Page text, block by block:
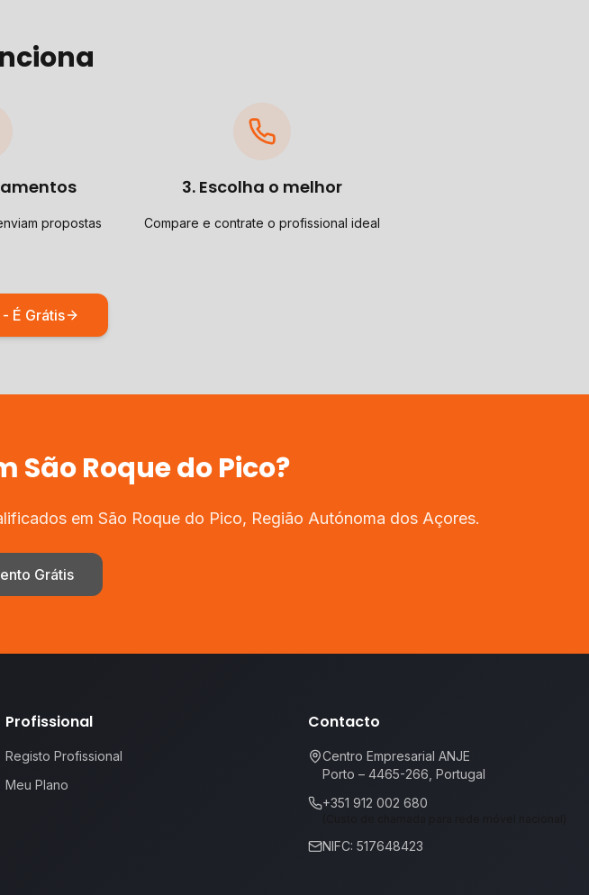
propostas
3. Escolha o melhor
Compare e contrate o profissional ideal
É Grátis
São Roque do Pico?
em São Roque do Pico, Região Autónoma dos Açores.
Grátis
Profissional
Registo Profissional
Meu Plano
Contacto
Centro Empresarial ANJE
Porto – 4465-266, Portugal
+351 912 002 680
NIFC: 517648423